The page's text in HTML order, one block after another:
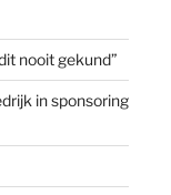
nooit gekund”
in sponsoring